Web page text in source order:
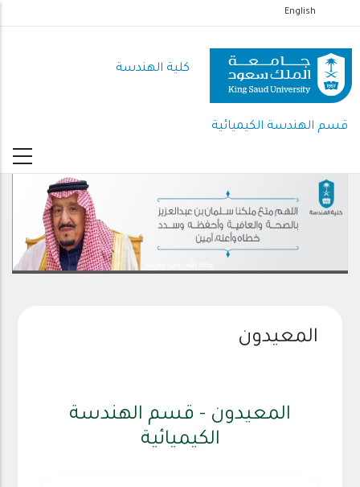
إلى
المحتوى
الرئيسي
English
كلية الهندسة
قسم الهندسة الكيميائية
رعاك الله .. ذخرا وقيادة
المعيدون
المعيدون - قسم الهندسة
الكيميائية